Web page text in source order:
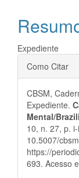
artigo
Expediente
Detalhes
do
artigo
Como Citar
CBSM,
Expediente.
Mental/
10, n. 27, p.
10.5007/
https://
693. Acesso